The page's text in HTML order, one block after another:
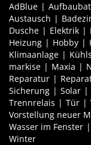
AdBlue
Austausch
Dusche
Elektrik
Heizung
Hobby
Klimaanlage
markise
Maxia
Reparatur
Sicherung
Solar
Trennrelais
Tür
Vorstellung neuer
Wasser im Fenster
Winter